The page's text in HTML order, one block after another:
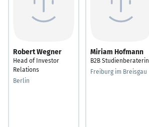
Robert Wegner
Head of Investor
Relations
Berlin
Miriam Hofmann
B2B Studienberaterin
Freiburg im Breisgau